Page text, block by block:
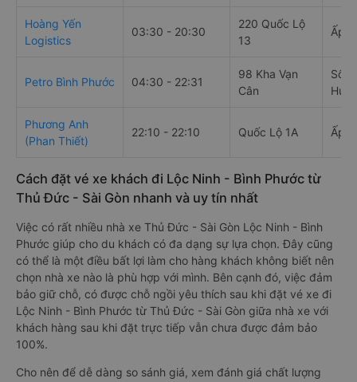
Hoàng Yến
Logistics
03:30 - 20:30
220 Quốc Lộ
13
Ấp
Petro Bình Phước 04:30 - 22:31
98 Kha Vạn
Cân
Số
Phương Anh
(Phan Thiết)
22:10 - 22:10 Quốc Lộ 1A Ấp
Cách đặt vé xe khách đi Lộc Ninh - Bình Phước từ
Thủ Đức - Sài Gòn nhanh và uy tín nhất
Việc có rất nhiều nhà xe Thủ Đức - Sài Gòn Lộc Ninh - Bình
Phước giúp cho du khách có đa dạng sự lựa chọn. Đây cũng
có thể là một điều bất lợi làm cho hàng khách không biết nên
chọn nhà xe nào là phù hợp với mình. Bên cạnh đó, việc đảm
bảo giữ chỗ, có được chỗ ngồi yêu thích sau khi đặt vé xe đi
Lộc Ninh - Bình Phước từ Thủ Đức - Sài Gòn giữa nhà xe với
khách hàng sau khi đặt trực tiếp vẫn chưa được đảm bảo
100%.
Cho nên để dễ dàng so sánh giá, xem đánh giá chất lượng